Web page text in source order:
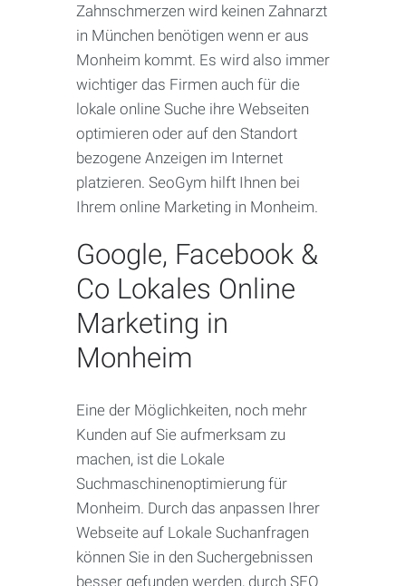
Zahnschmerzen wird keinen Zahnarzt
in München benötigen wenn er aus
Monheim kommt. Es wird also immer
wichtiger das Firmen auch für die
lokale online Suche ihre Webseiten
optimieren oder auf den Standort
bezogene Anzeigen im Internet
platzieren. SeoGym hilft Ihnen bei
Ihrem online Marketing in Monheim.
Google, Facebook &
Co Lokales Online
Marketing in
Monheim
Eine der Möglichkeiten, noch mehr
Kunden auf Sie aufmerksam zu
machen, ist die Lokale
Suchmaschinenoptimierung für
Monheim. Durch das anpassen Ihrer
Webseite auf Lokale Suchanfragen
können Sie in den Suchergebnissen
besser gefunden werden, durch SEO